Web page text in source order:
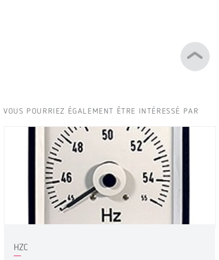
VOUS POURRIEZ ÉGALEMENT ÊTRE INTÉRESSÉ PAR
HZC